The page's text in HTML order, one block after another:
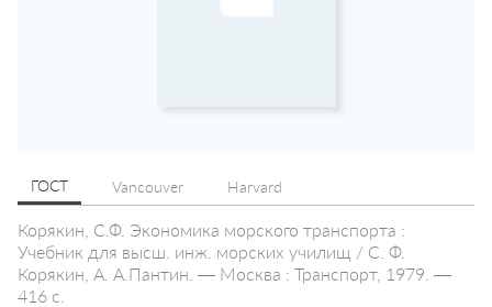
ГОСТ Vancouver Harvard
Корякин, С.Ф. Экономика морского транспорта :
Учебник для высш. инж. морских училищ / С. Ф.
Корякин, А. А.Пантин. — Москва : Транспорт, 1979. —
416 с.